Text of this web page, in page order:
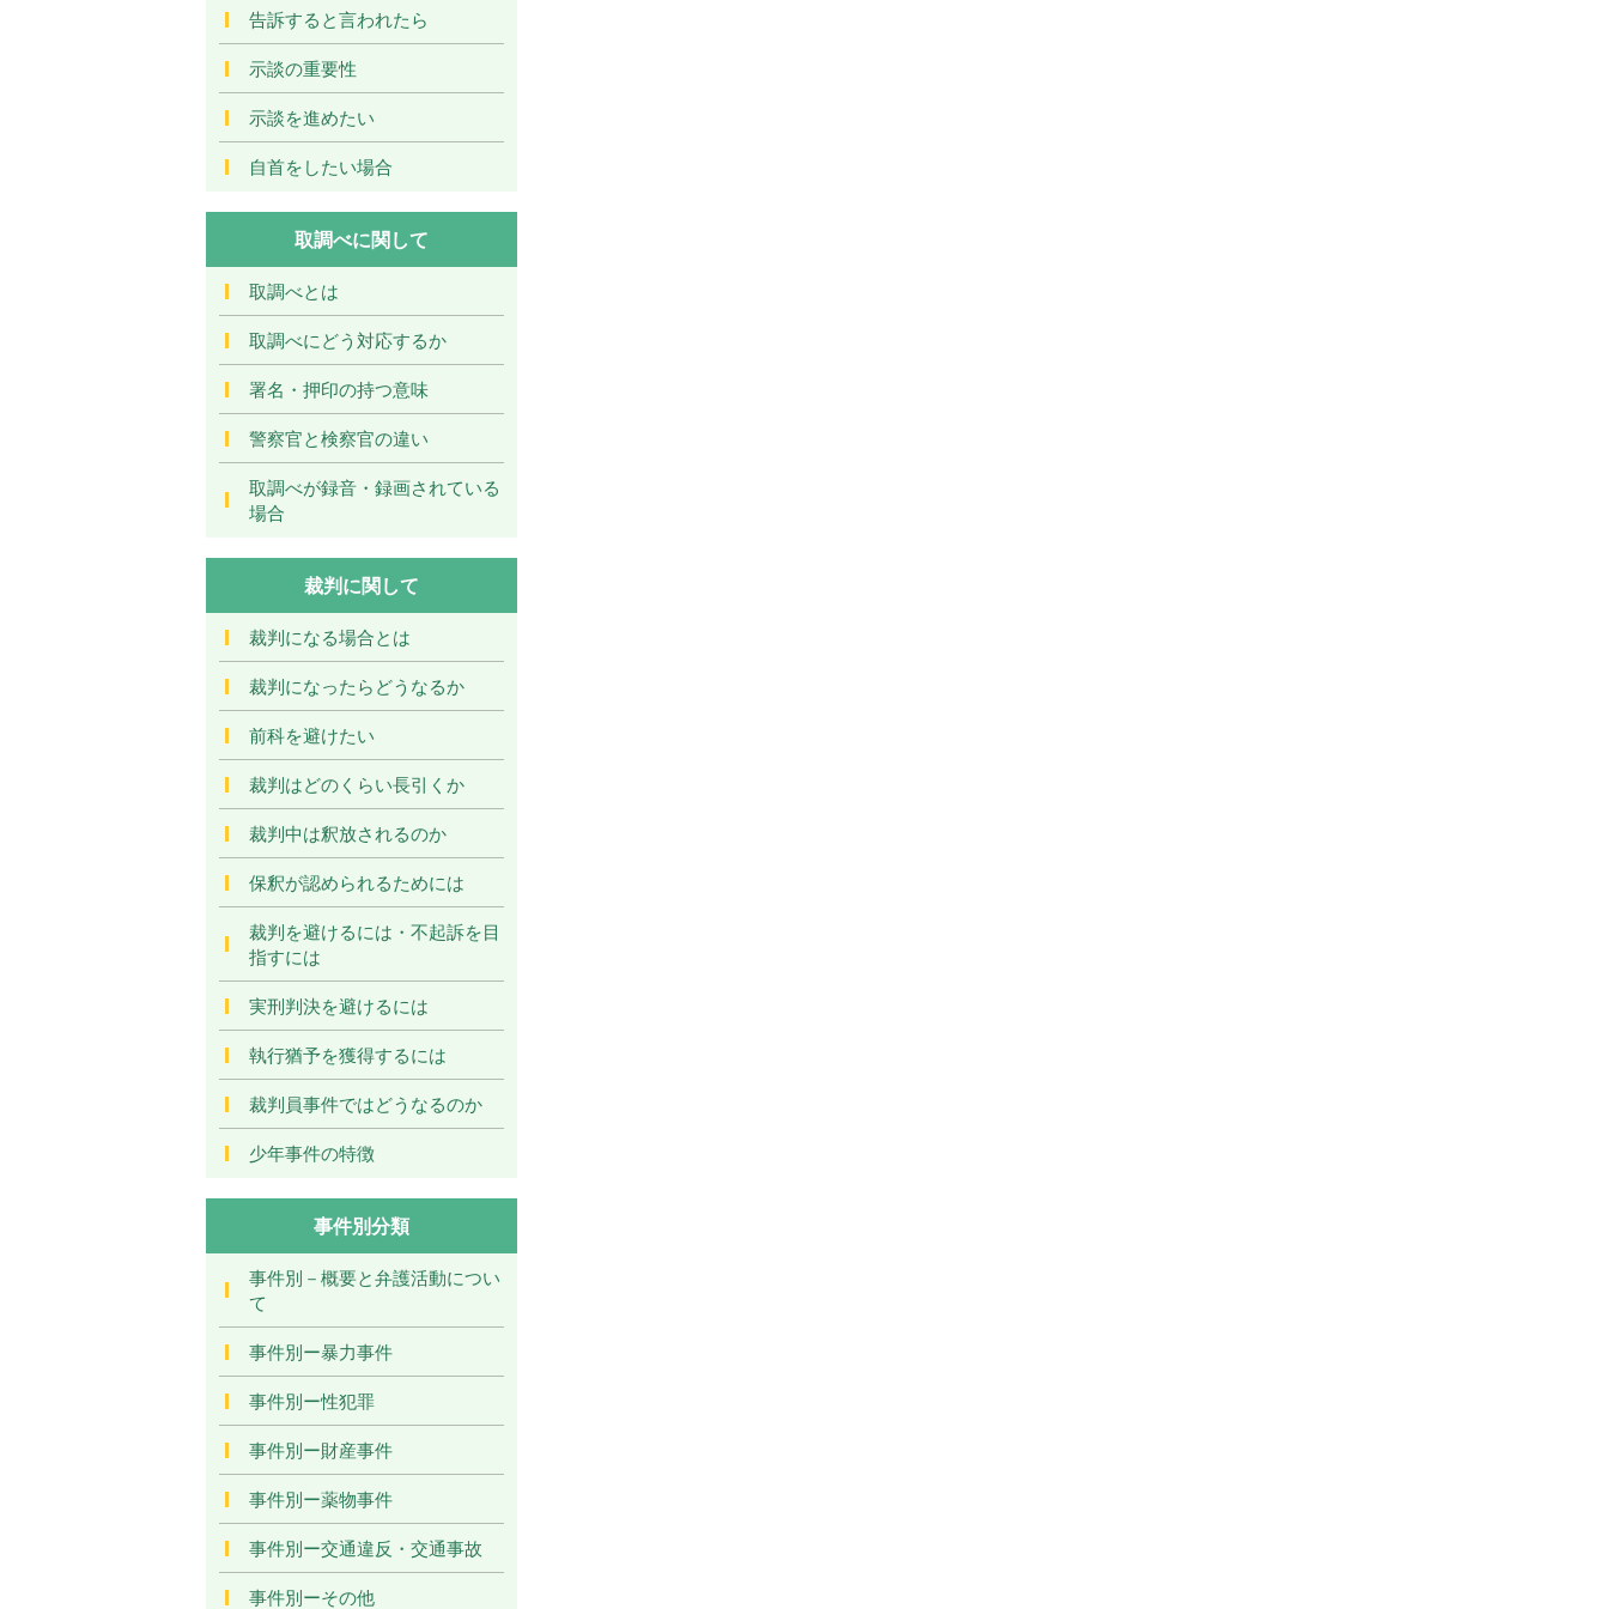
告訴すると言われたら
示談の重要性
示談を進めたい
自首をしたい場合
取調べに関して
取調べとは
取調べにどう対応するか
署名・押印の持つ意味
警察官と検察官の違い
取調べが録音・録画されている
場合
裁判に関して
裁判になる場合とは
裁判になったらどうなるか
前科を避けたい
裁判はどのくらい長引くか
裁判中は釈放されるのか
保釈が認められるためには
裁判を避けるには・不起訴を目
指すには
実刑判決を避けるには
執行猶予を獲得するには
裁判員事件ではどうなるのか
少年事件の特徴
事件別分類
事件別－概要と弁護活動につい
て
事件別ー暴力事件
事件別ー性犯罪
事件別ー財産事件
事件別ー薬物事件
事件別ー交通違反・交通事故
事件別ーその他